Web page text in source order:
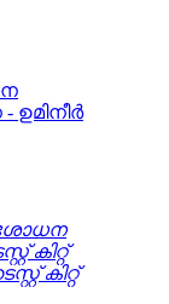
കിറ്റ്
കിറ്റ്